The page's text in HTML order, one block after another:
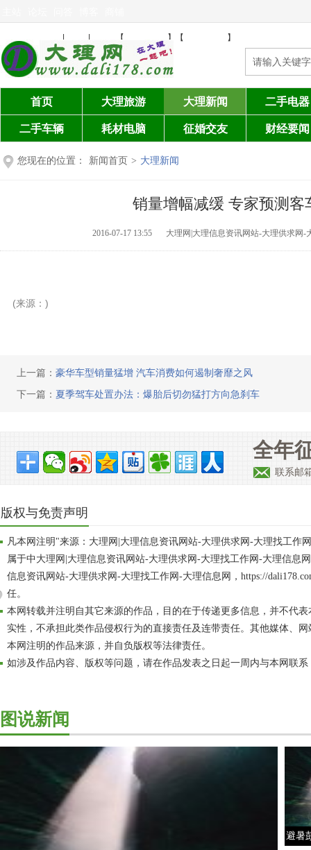
| | 【 】【 】
首页 大理旅游 大理新闻 二手电器
二手车辆 耗材电脑 征婚交友 财经要闻
您现在的位置： 新闻首页 > 大理新闻
销量增幅减缓 专家预测
2016-07-17 13:55 大理网|大理信息资讯网站-大理供求网-
(来源：)
上一篇： 豪华车型销量猛增 汽车消费如何遏制奢靡之风
下一篇： 夏季驾车处置办法：爆胎后切勿猛打方向急刹车
全年
联系邮
版权与免责声明
凡本网注明"来源：大理网|大理信息资讯网站-大理供求网-大理找工作
属于中大理网|大理信息资讯网站-大理供求网-大理找工作网-大理信息
信息资讯网站-大理供求网-大理找工作网-大理信息网，https://
任。
本网转载并注明自其它来源的作品，目的在于传递更多信息，并不代
实性，不承担此类作品侵权行为的直接责任及连带责任。其他媒体、
本网注明的作品来源，并自负版权等法律责任。
如涉及作品内容、版权等问题，请在作品发表之日起一周内与本网联
图说新闻
避暑